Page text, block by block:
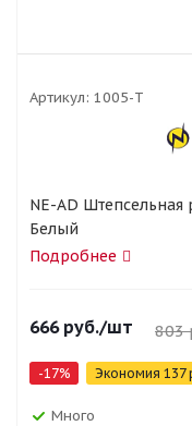
Артикул: 1005-T
NE-AD Штепсельная
Белый
Подробнее
666руб./шт 803
-17% Экономия 137
Много